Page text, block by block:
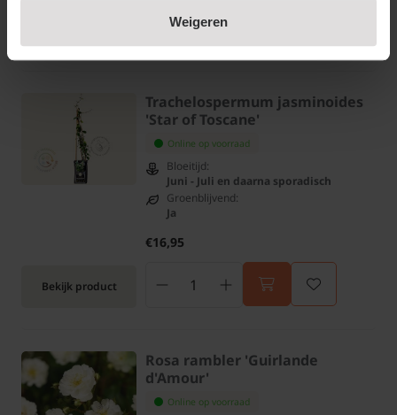
Weigeren
Bekijk product
Trachelospermum jasminoides
'Star of Toscane'
Online op voorraad
Bloeitijd:
Juni - Juli en daarna sporadisch
Groenblijvend:
Ja
€16,95
Rosa rambler 'Guirlande
d'Amour'
Online op voorraad